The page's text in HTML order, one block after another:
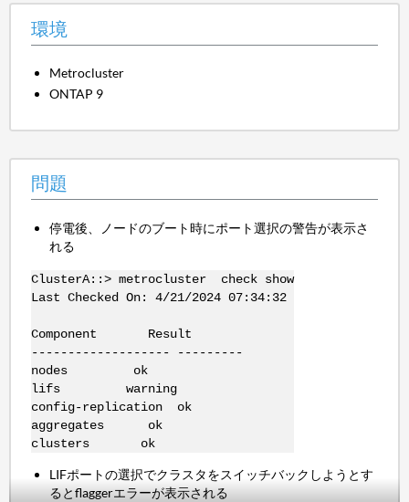
環境
Metrocluster
ONTAP 9
問題
停電後、ノードのブート時にポート選択の警告が表示さ
れる
ClusterA::> metrocluster check show
Last Checked On: 4/21/2024 07:34:32
Component Result
------------------- ---------
nodes ok
lifs warning
config-replication ok
aggregates ok
clusters ok
LIFポートの選択でクラスタをスイッチバックしようとす
るとflaggerエラーが表示される